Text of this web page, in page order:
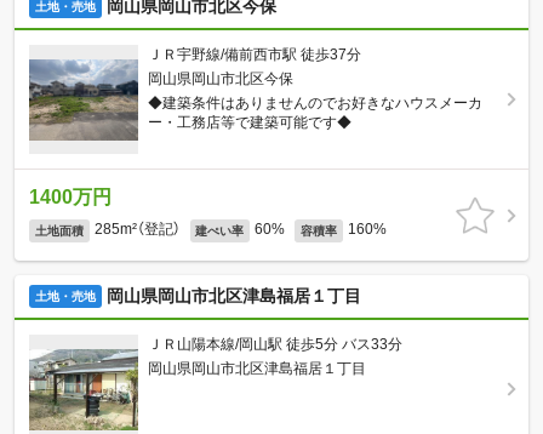
土地・売地 岡山県岡山市北区今保
ＪＲ宇野線/備前西市駅 徒歩37分
岡山県岡山市北区今保
◆建築条件はありませんのでお好きなハウスメーカ
ー・工務店等で建築可能です◆
1400万円
土地面積 285m²（登記） 建ぺい率 60% 容積率 160%
土地・売地 岡山県岡山市北区津島福居１丁目
ＪＲ山陽本線/岡山駅 徒歩5分 バス33分
岡山県岡山市北区津島福居１丁目